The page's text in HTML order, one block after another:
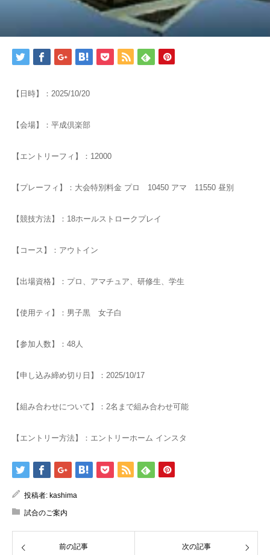
【日時】：2025/10/20
【会場】：平成倶楽部
【エントリーフィ】：12000
【プレーフィ】：大会特別料金 プロ 10450 アマ 11550 昼別
【競技方法】：18ホールストロークプレイ
【コース】：アウトイン
【出場資格】：プロ、アマチュア、研修生、学生
【使用ティ】：男子黒 女子白
【参加人数】：48人
【申し込み締め切り日】：2025/10/17
【組み合わせについて】：2名まで組み合わせ可能
【エントリー方法】：エントリーホーム インスタ
投稿者: kashima
試合のご案内
前の記事 次の記事